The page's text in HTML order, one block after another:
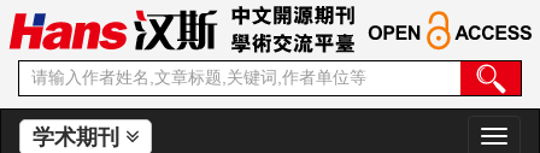
学术期刊
切